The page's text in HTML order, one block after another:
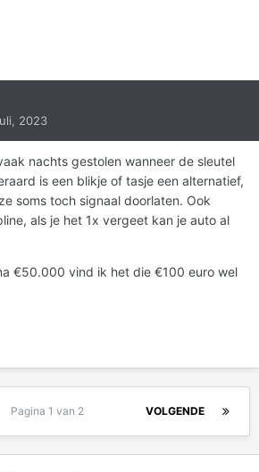
2023
nachts gestolen wanneer de sleutel
is een blikje of tasje een alternatief,
soms toch signaal doorlaten. Ook
als je het 1x vergeet kan je auto al
€50.000 vind ik het die €100 euro wel
VOLGENDE
Pagina 1 van 2